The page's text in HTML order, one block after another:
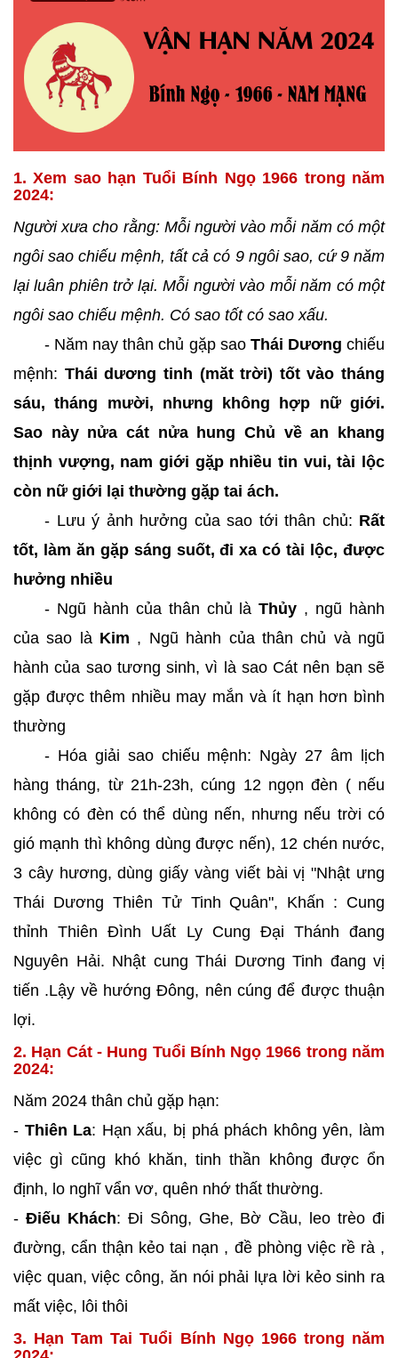
1. Xem sao hạn Tuổi Bính Ngọ 1966 trong năm
2024:
Người xưa cho rằng: Mỗi người vào mỗi năm có một
ngôi sao chiếu mệnh, tất cả có 9 ngôi sao, cứ 9 năm
lại luân phiên trở lại. Mỗi người vào mỗi năm có một
ngôi sao chiếu mệnh. Có sao tốt có sao xấu.
- Năm nay thân chủ gặp sao Thái Dương chiếu
mệnh: Thái dương tinh (măt trời) tốt vào tháng
sáu, tháng mười, nhưng không hợp nữ giới.
Sao này nửa cát nửa hung Chủ về an khang
thịnh vượng, nam giới gặ̣p nhiều tin vui, tài lộc
còn nữ giới lại thường gặ̣p tai ách.
- Lưu ý ảnh hưởng của sao tới thân chủ: Rất
tốt, làm ăn gặp sáng suốt, đi xa có tài lộc, được
hưởng nhiều
- Ngũ hành của thân chủ làThủy , ngũ hành
của sao là Kim , Ngũ hành của thân chủ và ngũ
hành của sao tương sinh, vì là sao Cát nên bạn sẽ
gặp được thêm nhiều may mắn và ít hạn hơn bình
thường
- Hóa giải sao chiếu mệnh: Ngày 27 âm lịch
hàng tháng, từ 21h-23h, cúng 12 ngọn đèn ( nếu
không có đèn có thể dùng nến, nhưng nếu trời có
gió mạnh thì không dùng được nến), 12 chén nước,
3 cây hương, dùng giấy vàng viết bài vị "Nhật ưng
Thái Dương Thiên Tử Tinh Quân", Khấn : Cung
thỉnh Thiên Đình Uất Ly Cung Đại Thánh đang
Nguyên Hải. Nhật cung Thái Dương Tinh đang vị
tiến .Lậy về hướng Đông, nên cúng để được thuận
lợi.
2. Hạn Cát - Hung Tuổi Bính Ngọ 1966 trong năm
2024:
Năm 2024 thân chủ gặp hạn:
- Thiên La: Hạn xấu, bị phá phách không yên, làm
việc gì cũng khó khăn, tinh thần không được ổn
định, lo nghĩ vẩn vơ, quên nhớ thất thường.
- Điếu Khách: Đi Sông, Ghe, Bờ Cầu, leo trèo đi
đường, cẩn thận kẻo tai nạn , đề phòng việc rề rà ,
việc quan, việc công, ăn nói phải lựa lời kẻo sinh ra
mất việc, lôi thôi
3. Hạn Tam Tai Tuổi Bính Ngọ 1966 trong năm